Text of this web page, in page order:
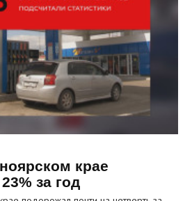
крае
за год